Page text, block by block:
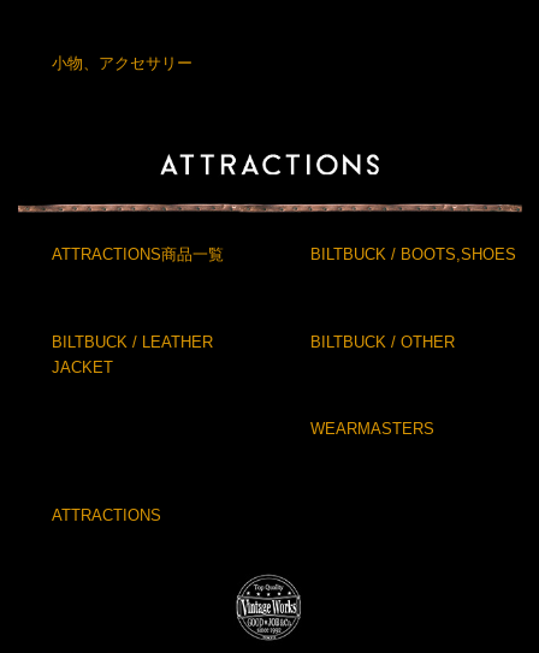
小物、アクセサリー
ATTRACTIONS商品一覧 BILTBUCK / BOOTS,SHOES
BILTBUCK / LEATHER
JACKET
BILTBUCK / OTHER
WEARMASTERS
ATTRACTIONS